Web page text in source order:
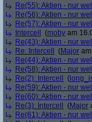
Re(55): Aktien - nur
Re(56): Aktien - nur
Re(57): Aktien - nur
Intercell
(moby am
Re(43): Aktien - nur
Re: Intercell
(Major
Re(44): Aktien - nur
Re(58): Aktien - nur
Re(2): Intercell
(
Re(59): Aktien - nur
Re(60): Aktien - nur
Re(3): Intercell
(Major
Re(61): Aktien - nur